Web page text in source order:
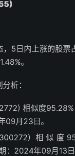
5日内上涨的股票
。
析：
相似度95.28%
09月23日。
相似度
：2024年09月13日